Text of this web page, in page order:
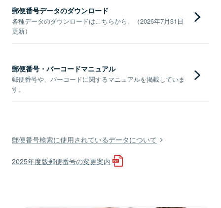
郵便番号データのダウンロード
各種データのダウンロードはこちらから。（2026年7月31日
更新）
郵便番号・バーコードマニュアル
郵便番号や、バーコードに関するマニュアルを掲載していま
す。
郵便番号検索に使用されているデータについて
2025年度版郵便番号の変更案内